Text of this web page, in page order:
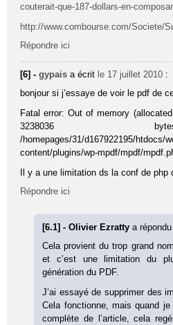
couterait-que-187-dollars-en-
http://www.combourse.com/Societe/
Répondre ici
[6] -gypais a écrit le 17 juillet 2010 :
bonjour si j’essaye de voir le pdf de
Fatal error: Out of memory
3238036
/homepages/31/d167922195/htdocs/
content/plugins/wp-mpdf/mpdf/
Il y a une limitation ds la conf de
Répondre ici
[6.1] - Olivier Ezrattya répondu
Cela provient du trop grand
et c’est une limitation du
génération du PDF.
J’ai essayé de supprimer des
Cela fonctionne, mais quand
complète de l’article, cela